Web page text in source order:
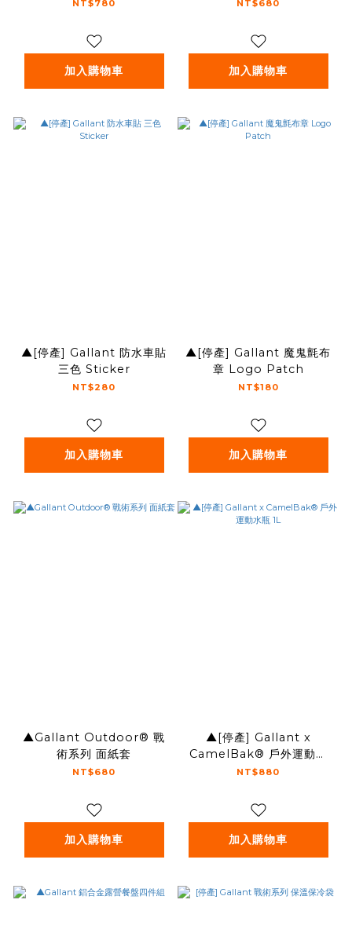
NT$780
加入購物車
NT$680
加入購物車
▲[停產] Gallant 防水車貼
三色 Sticker
NT$280
加入購物車
▲[停產] Gallant 魔鬼氈布
章 Logo Patch
NT$180
加入購物車
▲Gallant Outdoor®️ 戰
術系列 面紙套
NT$680
加入購物車
▲[停產] Gallant x
CamelBak® 戶外運動水
瓶 1L
NT$880
加入購物車